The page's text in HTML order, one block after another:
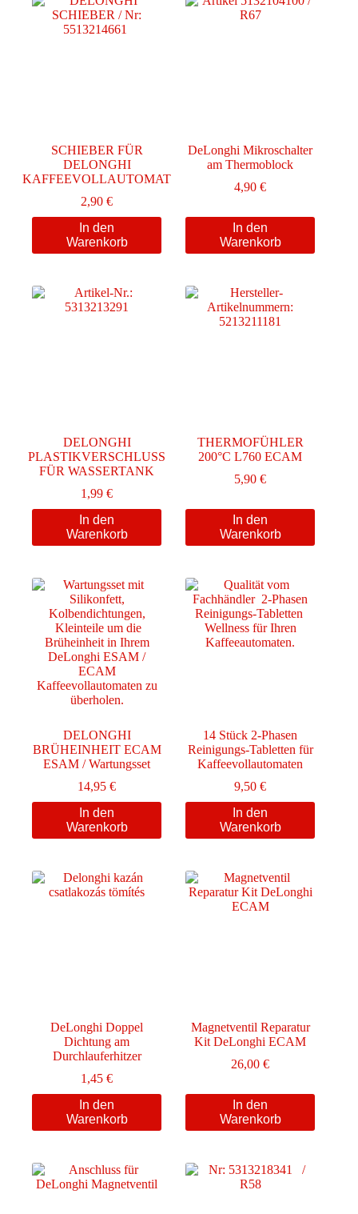
SCHIEBER FÜR
DELONGHI
KAFFEEVOLLAUTOMAT
2,90€
In den
Warenkorb
DeLonghi Mikroschalter
am Thermoblock
4,90€
In den
Warenkorb
DELONGHI
PLASTIKVERSCHLUSS
FÜR WASSERTANK
1,99€
In den
Warenkorb
THERMOFÜHLER
200°C L760 ECAM
5,90€
In den
Warenkorb
DELONGHI
BRÜHEINHEIT ECAM
ESAM / Wartungsset
14,95€
In den
Warenkorb
14 Stück 2-Phasen
Reinigungs-Tabletten für
Kaffeevollautomaten
9,50€
In den
Warenkorb
DeLonghi Doppel
Dichtung am
Durchlauferhitzer
1,45€
In den
Warenkorb
Magnetventil Reparatur
Kit DeLonghi ECAM
26,00€
In den
Warenkorb